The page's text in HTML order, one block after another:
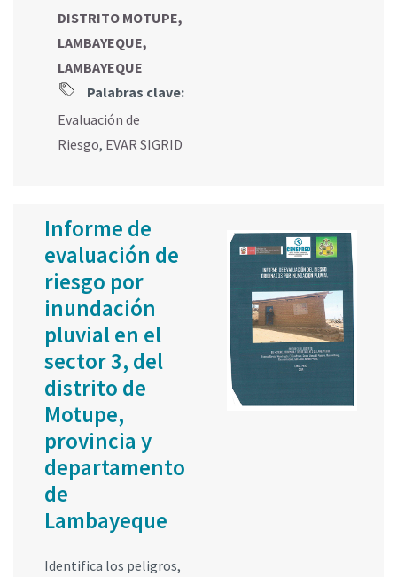
DISTRITO MOTUPE,
LAMBAYEQUE,
LAMBAYEQUE
Palabras clave:
Evaluación de
Riesgo, EVAR SIGRID
Informe de
evaluación de
riesgo por
inundación
pluvial en el
sector 3, del
distrito de
Motupe,
provincia y
departamento
de
Lambayeque
Identifica los peligros,